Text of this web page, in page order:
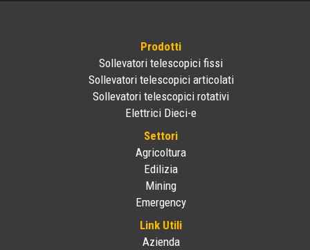
Prodotti
Sollevatori telescopici fissi
Sollevatori telescopici articolati
Sollevatori telescopici rotativi
Elettrici Dieci-e
Settori
Agricoltura
Edilizia
Mining
Emergency
Link Utili
Azienda